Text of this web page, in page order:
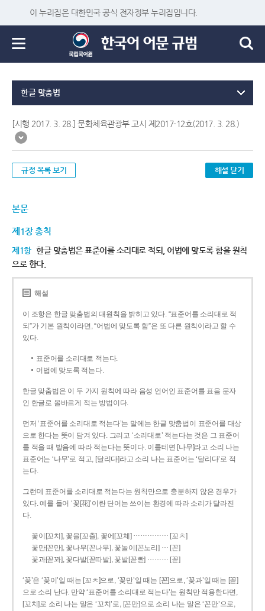
이 누리집은 대한민국 공식 전자정부 누리집입니다.
한글 맞춤법
[시행 2017. 3. 28.] 문화체육관광부 고시 제2017-12호(2017. 3. 28.)
규정 목록 보기 해설 닫기
본문
제1장 총칙
제1항 한글 맞춤법은 표준어를 소리대로 적되, 어법에 맞도록 함을 원칙
으로 한다.
해설
이 조항은 한글 맞춤법의 대원칙을 밝히고 있다. “표준어를 소리대로 적
되”가 기본 원칙이라면, “어법에 맞도록 함”은 또 다른 원칙이라고 할 수
있다.
표준어를 소리대로 적는다.
어법에 맞도록 적는다.
한글 맞춤법은 이 두 가지 원칙에 따라 음성 언어인 표준어를 표음 문자
인 한글로 올바르게 적는 방법이다.
먼저 ‘표준어를 소리대로 적는다’는 말에는 한글 맞춤법이 표준어를 대상
으로 한다는 뜻이 담겨 있다. 그리고 ‘소리대로’ 적는다는 것은 그 표준어
를 적을 때 발음에 따라 적는다는 뜻이다. 이를테면 [나무]라고 소리 나는
표준어는 ‘나무’로 적고, [달리다]라고 소리 나는 표준어는 ‘달리다’로 적
는다.
그런데 표준어를 소리대로 적는다는 원칙만으로 충분하지 않은 경우가
있다. 예를 들어 ‘꽃[花]’이란 단어는 쓰이는 환경에 따라 소리가 달라진
다.
꽃이[꼬치], 꽃을[꼬츨], 꽃에[꼬체] …………… [꼬ㅊ]
꽃만[꼰만], 꽃나무[꼰나무], 꽃놀이[꼰노리] … [꼰]
꽃과[꼳꽈], 꽃다발[꼳따발], 꽃밭[꼳빧] ……… [꼳]
‘꽃’은 ‘꽃이’일 때는 [꼬ㅊ]으로, ‘꽃만’일 때는 [꼰]으로, ‘꽃과’일 때는 [꼳]
으로 소리 난다. 만약 ‘표준어를 소리대로 적는다’는 원칙만 적용한다면,
[꼬치]로 소리 나는 말은 ‘꼬치’로, [꼰만]으로 소리 나는 말은 ‘꼰만’으로,